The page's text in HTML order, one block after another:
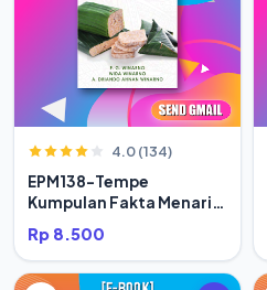
4.0 (134)
EPM138-Tempe
Kumpulan Fakta Menarik
Rp 8.500